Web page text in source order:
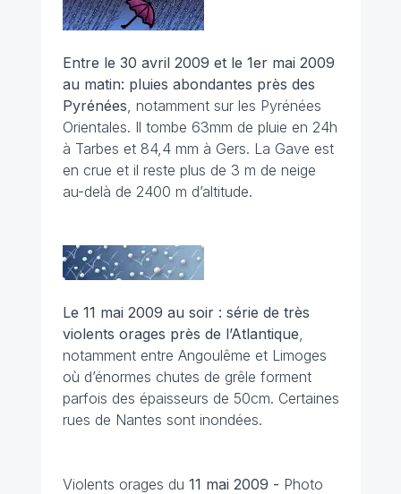
Entre le 30 avril 2009 et le 1er mai 2009
au matin: pluies abondantes près des
Pyrénées, notamment sur les Pyrénées
Orientales. Il tombe 63mm de pluie en 24h
à Tarbes et 84,4 mm à Gers. La Gave est
en crue et il reste plus de 3 m de neige
au-delà de 2400 m d’altitude.
Le 11 mai 2009 au soir : série de très
violents orages près de l’Atlantique,
notamment entre Angoulême et Limoges
où d’énormes chutes de grêle forment
parfois des épaisseurs de 50cm. Certaines
rues de Nantes sont inondées.
Violents orages du 11 mai 2009 - Photo